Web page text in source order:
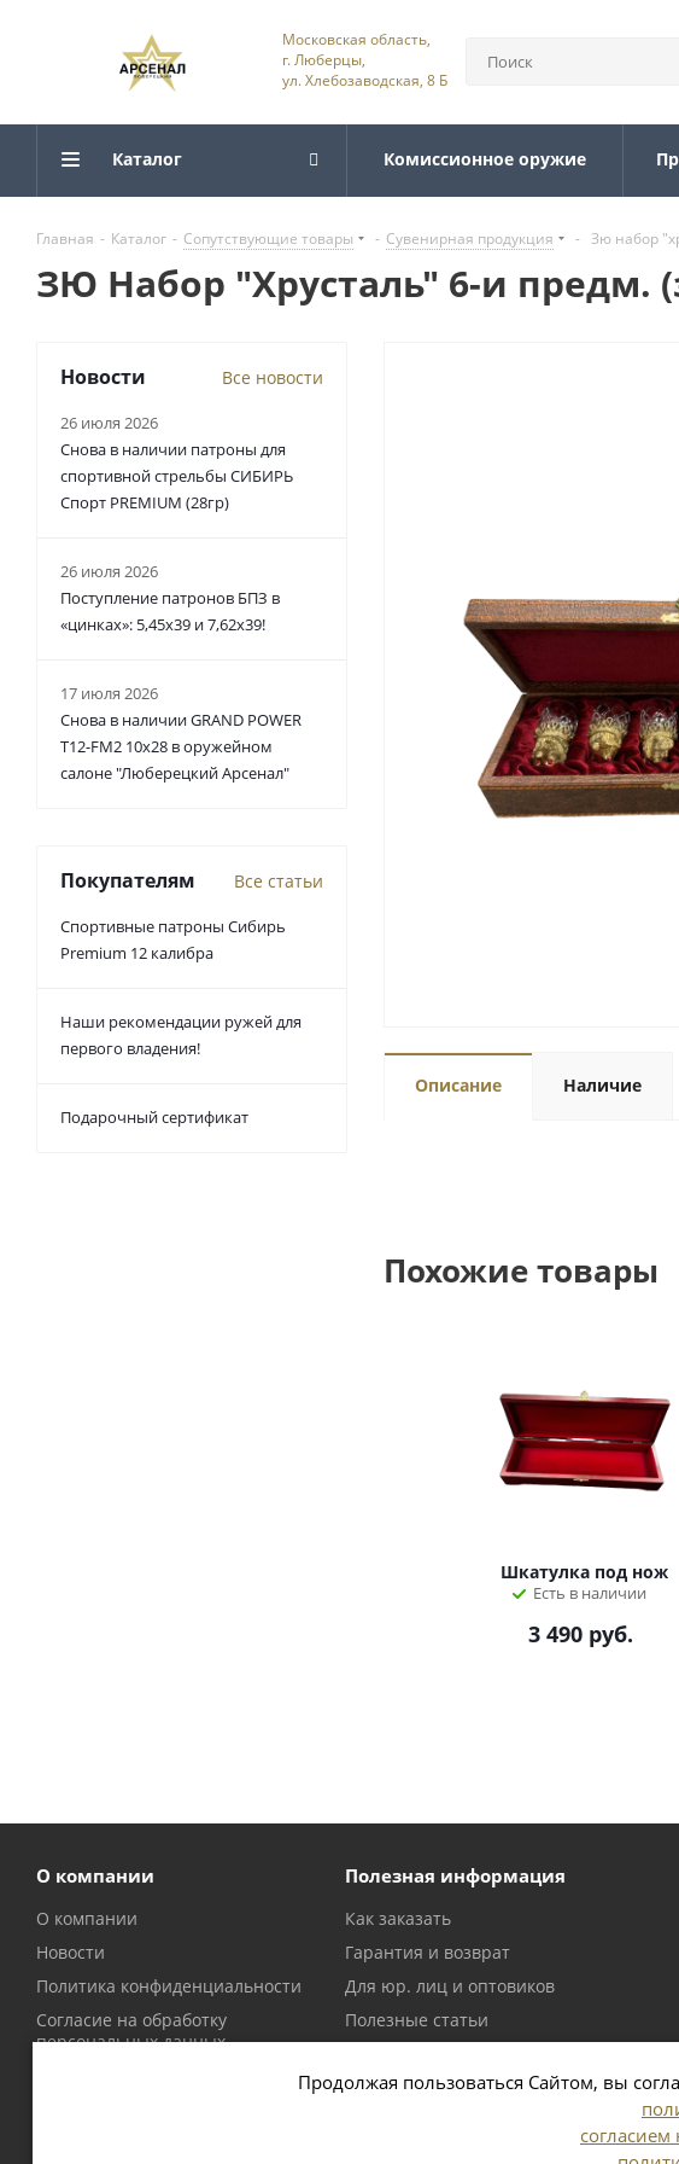
Продолжая пользоваться Сайтом, вы
Московская область,
г. Люберцы,
ул. Хлебозаводская, 8 Б
Каталог Комиссионное оружие
Главная - Каталог - Сопутствующие товары - Сувенирная продукция - Зю набор
ЗЮ Набор "Хрусталь" 6-и предм.
Описание Наличие
Похожие товары
Шкатулка под нож
Есть в наличии
3 490руб.
Новости Все новости
26 июля 2026
Снова в наличии патроны для
спортивной стрельбы СИБИРЬ
Спорт PREMIUM (28гр)
26 июля 2026
Поступление патронов БПЗ в
«цинках»: 5,45х39 и 7,62х39!
17 июля 2026
Снова в наличии GRAND POWER
T12-FM2 10x28 в оружейном
салоне "Люберецкий Арсенал"
Покупателям Все статьи
Спортивные патроны Сибирь
Premium 12 калибра
Наши рекомендации ружей для
первого владения!
Подарочный сертификат
О компании
О компании
Новости
Политика конфиденциальности
Согласие на обработку
персональных данных
Полезная информация
Как заказать
Гарантия и возврат
Для юр. лиц и оптовиков
Полезные статьи